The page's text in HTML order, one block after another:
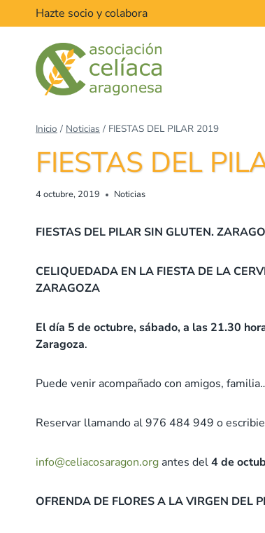
al
Hazte socio y colabora
Inicio / Noticias / FIESTAS DEL PILAR 2019
FIESTAS DEL
4 octubre, 2019 Noticias
FIESTAS DEL PILAR SIN GLUTEN.
CELIQUEDADA EN LA FIESTA DE LA
ZARAGOZA
El día 5 de octubre, sábado, a las 21.30
Zaragoza.
Puede venir acompañado con amigos,
Reservar llamando al 976 484 949 o
info@celiacosaragon.org antes del4 de
OFRENDA DE FLORES A LA VIRGEN DEL